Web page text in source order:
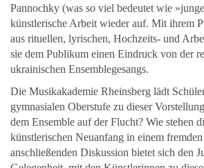
Pannochky (was so viel bedeutet wie
künstlerische Arbeit wieder auf. Mit ihrem
aus rituellen, lyrischen, Hochzeits- und
sie dem Publikum einen Eindruck von der
ukrainischen Ensemblegesangs.
Die Musikakademie Rheinsberg lädt
gymnasialen Oberstufe zu dieser
dem Ensemble auf der Flucht? Wie stehen
künstlerischen Neuanfang in einem
anschließenden Diskussion bietet sich den